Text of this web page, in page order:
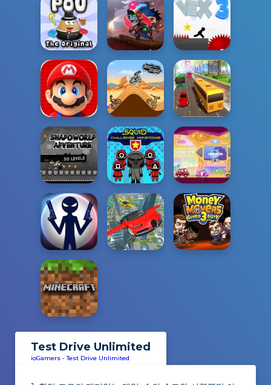
Test Drive Unlimited
ioGamers -Test Drive Unlimited